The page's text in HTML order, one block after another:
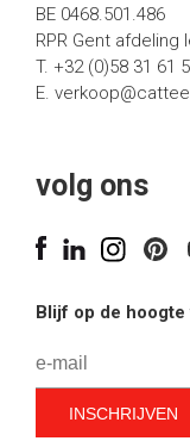
BE 0468.501.486
RPR Gent afdeling
T. +32 (0)58 31 61
E.
volg ons
Blijf op de